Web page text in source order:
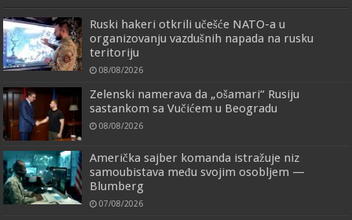
Ruski hakeri otkrili učešće NATO-a u
organizovanju vazdušnih napada na rusku
teritoriju
08/08/2026
Zelenski namerava da „ošamari“ Rusiju
sastankom sa Vučićem u Beogradu
08/08/2026
Američka sajber komanda istražuje niz
samoubistava među svojim osobljem —
Blumberg
07/08/2026